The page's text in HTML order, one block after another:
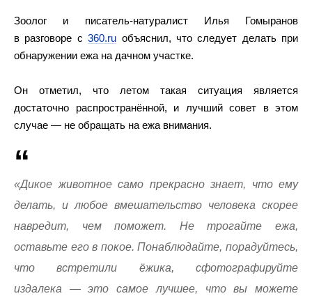
Зоолог и писатель-натуралист Илья Гомыранов
в разговоре с360.ru объяснил, что следует делать при
обнаружении ежа на дачном участке.
Он отметил, что летом такая ситуация является
достаточно распространённой, и лучший совет в этом
случае — не обращать на ежа внимания.
«Дикое животное само прекрасно знает, что ему
делать, и любое вмешательство человека скорее
навредит, чем поможет. Не трогайте ежа,
оставьте его в покое. Понаблюдайте, порадуйтесь,
что встретили ёжика, сфотографируйте
издалека — это самое лучшее, что вы можете